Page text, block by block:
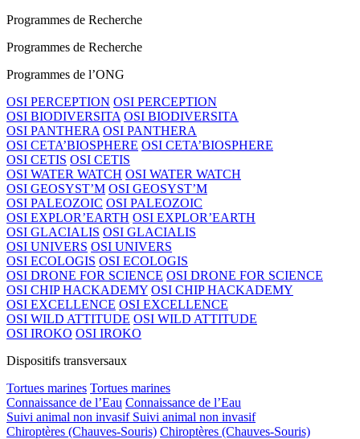
Programmes de Recherche
Programmes de Recherche
Programmes de l’ONG
OSI PERCEPTION OSI PERCEPTION
OSI BIODIVERSITA OSI BIODIVERSITA
OSI PANTHERA OSI PANTHERA
OSI CETA’BIOSPHERE OSI CETA’BIOSPHERE
OSI CETIS OSI CETIS
OSI WATER WATCH OSI WATER WATCH
OSI GEOSYST’M OSI GEOSYST’M
OSI PALEOZOIC OSI PALEOZOIC
OSI EXPLOR’EARTH OSI EXPLOR’EARTH
OSI GLACIALIS OSI GLACIALIS
OSI UNIVERS OSI UNIVERS
OSI ECOLOGIS OSI ECOLOGIS
OSI DRONE FOR SCIENCE OSI DRONE FOR SCIENCE
OSI CHIP HACKADEMY OSI CHIP HACKADEMY
OSI EXCELLENCE OSI EXCELLENCE
OSI WILD ATTITUDE OSI WILD ATTITUDE
OSI IROKO OSI IROKO
Dispositifs transversaux
Tortues marines Tortues marines
Connaissance de l’Eau Connaissance de l’Eau
Suivi animal non invasif Suivi animal non invasif
Chiroptères (Chauves-Souris) Chiroptères (Chauves-Souris)